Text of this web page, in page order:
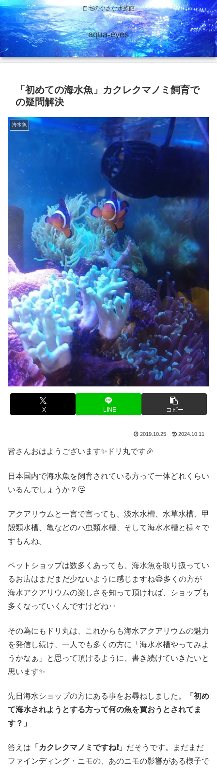
自宅の小さな水族館
aqua-eyes
「初めての海水魚」カクレクマノミ飼育で
の疑問解決
海水魚
X LINE コピー
2019.10.25 2024.10.11
皆さんおはようございます✨ドリ丸です🎉
日本国内で海水魚を飼育されている方って一体どれくらい
いるんでしょうか？🤔
アクアリウムと一言で言っても、淡水水槽、水草水槽、甲
殻類水槽、亀などのハ虫類水槽、そして海水水槽と様々で
すもんね。
ペットショップは数多くあっても、海水魚を取り扱ってい
るお店はまだまだ少ないように感じますね😅多くの方が
海水アクアリウムの楽しさを知って頂ければ、ショップも
多くなっていくんですけどね‥
その為にもドリ丸は、これからも海水アクアリウムの魅力
を発信し続け、一人でも多くの方に「海水水槽やってみよ
うかなぁ」と思って頂けるように、書き続けていきたいと
思います✨
先日海水ショップの方にある事をお尋ねしました。
「初め
て海水されようとする方って何の魚を買おうとされてま
す？」
答えは 「カクレクマノミですね❗」 だそうです。まだまだ
ファインディング・ニモの、あのニモの影響がある様子で